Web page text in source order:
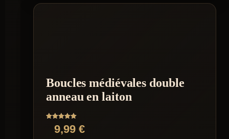
Boucles médiévales double
anneau en laiton
Note
5.00
sur 5
9,99 €